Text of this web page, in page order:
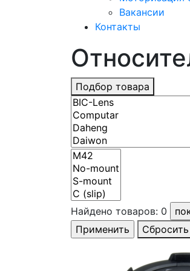
Вакансии
Контакты
Подбор товара
Найдено товаров: 0
Сбросить